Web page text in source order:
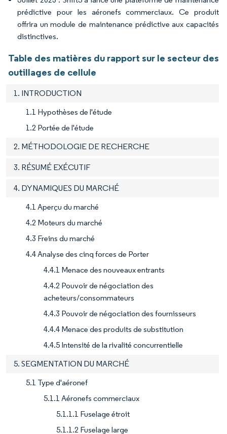
prédictive pour les aéronefs commerciaux. Ce produit
offrira un module de maintenance prédictive aux capacités
distinctives.
Table des matières du rapport sur le secteur des
outillages de cellule
1. INTRODUCTION
1.1 Hypothèses de l'étude
1.2 Portée de l'étude
2. MÉTHODOLOGIE DE RECHERCHE
3. RÉSUMÉ EXÉCUTIF
4. DYNAMIQUES DU MARCHÉ
4.1 Aperçu du marché
4.2 Moteurs du marché
4.3 Freins du marché
4.4 Analyse des cinq forces de Porter
4.4.1 Menace des nouveaux entrants
4.4.2 Pouvoir de négociation des
acheteurs/consommateurs
4.4.3 Pouvoir de négociation des fournisseurs
4.4.4 Menace des produits de substitution
4.4.5 Intensité de la rivalité concurrentielle
5. SEGMENTATION DU MARCHÉ
5.1 Type d'aéronef
5.1.1 Aéronefs commerciaux
5.1.1.1 Fuselage étroit
5.1.1.2 Fuselage large